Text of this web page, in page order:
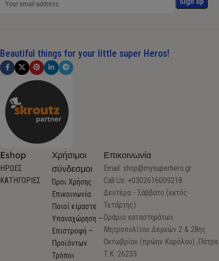
Beautiful things for your little super Heros!
Eshop
ΗΡΩΕΣ
ΚΑΤΗΓΟΡΙΕΣ
Χρήσιμοι
σύνδεσμοι
Όροι Χρήσης
Επικοινωνία
Ποιοί είμαστε
Υπαναχώρηση –
Επιστροφή –
Προϊόντων
Τρόποι
Επικοινωνία
Email: shop@mysuperhero.gr
Call Us: +0302616009218
Δευτέρα - Σάββατο (εκτός
Τετάρτης)
Ωράριο καταστημάτων
Μητροπολίτου Δερκών 2 & 28ης
Οκτωβρίου (πρώην Καρόλου) ,Πάτρα
Τ.Κ. 26233